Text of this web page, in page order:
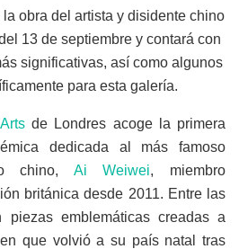
la obra del artista y disidente chino
13 de septiembre y contará con
significativas, así como algunos
para esta galería.
de Londres acoge la primera
dedicada al más famoso
chino, Ai Weiwei, miembro
británica desde 2011. Entre las
piezas emblemáticas creadas a
que volvió a su país natal tras